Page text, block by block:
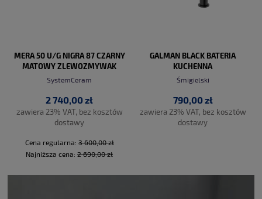
MERA 50 U/G NIGRA 87 CZARNY
MATOWY ZLEWOZMYWAK
CERAMICZNY PROMO
SystemCeram
2 740,00 zł
zawiera 23% VAT, bez kosztów
dostawy
Cena regularna:3 600,00 zł
Najniższa cena: 2 690,00 zł
GALMAN BLACK BATERIA
KUCHENNA
Śmigielski
790,00 zł
zawiera 23% VAT, bez kosztów
dostawy